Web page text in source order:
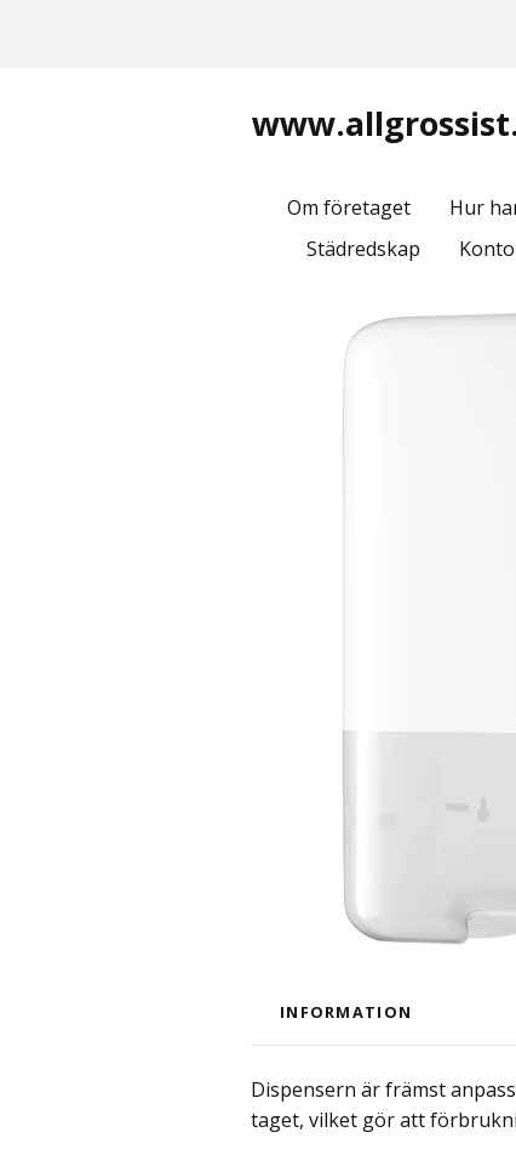
Om företaget Hur
Städredskap
INFORMATION
Dispensern är främst
taget, vilket gör att